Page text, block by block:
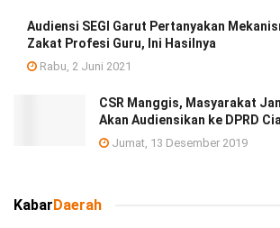
Audiensi SEGI Garut Pertanyakan
Zakat Profesi Guru, Ini Hasilnya
Rabu, 2 Juni 2021
CSR Manggis, Masyarakat
Akan Audiensikan ke DPRD
Jumat, 13 Desember 2019
KabarDaerah